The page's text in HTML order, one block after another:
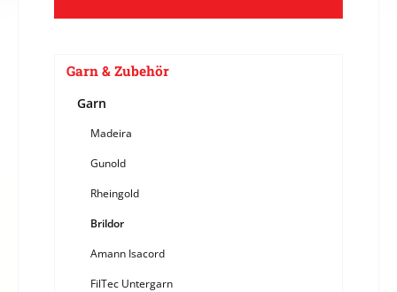
Garn & Zubehör
Garn
Madeira
Gunold
Rheingold
Brildor
Amann Isacord
FilTec Untergarn